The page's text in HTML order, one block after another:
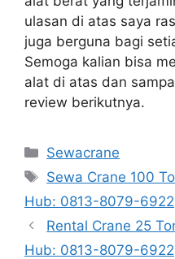
ulasan di atas saya
juga berguna bagi
Semoga kalian bisa
alat di atas dan
review berikutnya.
Categories
Sewacrane
Tags
Sewa Crane 100
Hub: 0813-8079-6922
Rental Crane 25
Hub: 0813-8079-6922